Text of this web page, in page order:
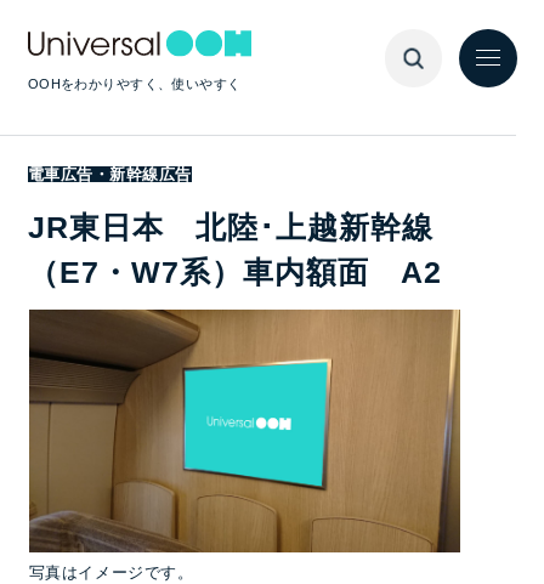
OOHをわかりやすく、使いやすく
電車広告・新幹線広告
JR東日本 北陸･上越新幹線
（E7・W7系）車内額面 A2
写真はイメージです。